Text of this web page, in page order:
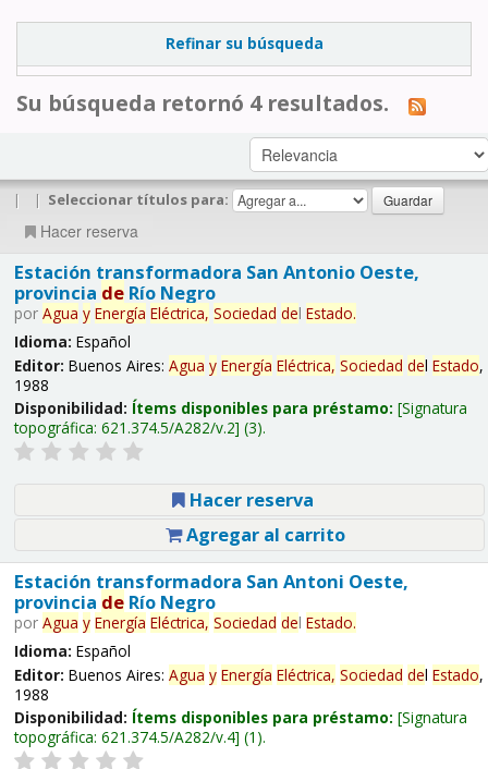
Refinar su búsqueda
Su búsqueda retornó 4 resultados.
| | Seleccionar títulos para:
Hacer reserva
Estación transformadora San Antonio Oeste,
provincia deRío Negro
por Agua y Energía Eléctrica, Sociedad del Estado.
Idioma: Español
Editor: Buenos Aires: Agua y Energía Eléctrica, Sociedad del Estado,
1988
Disponibilidad: Ítems disponibles para préstamo: Signatura
topográfica: 621.374.5/A282/v.2 (3).
Hacer reserva
Agregar al carrito
Estación transformadora San Antoni Oeste,
provincia deRío Negro
por Agua y Energía Eléctrica, Sociedad del Estado.
Idioma: Español
Editor: Buenos Aires: Agua y Energía Eléctrica, Sociedad del Estado,
1988
Disponibilidad: Ítems disponibles para préstamo: Signatura
topográfica: 621.374.5/A282/v.4 (1).